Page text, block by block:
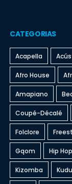
CATEGORIAS
Acapella
Afro House
Amapiano
Coupé-Décalé
Folclore
Gqom Hip Hop
Kizomba